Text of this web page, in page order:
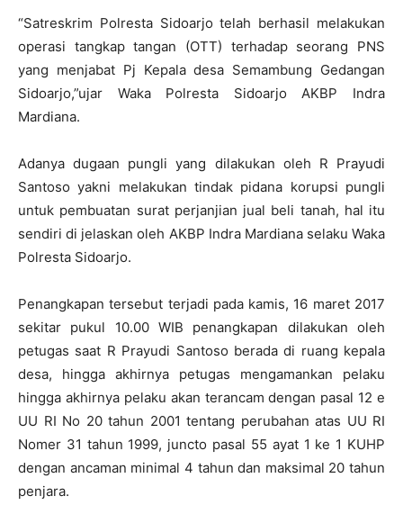
“Satreskrim Polresta Sidoarjo telah berhasil melakukan
operasi tangkap tangan (OTT) terhadap seorang PNS
yang menjabat Pj Kepala desa Semambung Gedangan
Sidoarjo,”ujar Waka Polresta Sidoarjo AKBP Indra
Mardiana.
Adanya dugaan pungli yang dilakukan oleh R Prayudi
Santoso yakni melakukan tindak pidana korupsi pungli
untuk pembuatan surat perjanjian jual beli tanah, hal itu
sendiri di jelaskan oleh AKBP Indra Mardiana selaku Waka
Polresta Sidoarjo.
Penangkapan tersebut terjadi pada kamis, 16 maret 2017
sekitar pukul 10.00 WIB penangkapan dilakukan oleh
petugas saat R Prayudi Santoso berada di ruang kepala
desa, hingga akhirnya petugas mengamankan pelaku
hingga akhirnya pelaku akan terancam dengan pasal 12 e
UU RI No 20 tahun 2001 tentang perubahan atas UU RI
Nomer 31 tahun 1999, juncto pasal 55 ayat 1 ke 1 KUHP
dengan ancaman minimal 4 tahun dan maksimal 20 tahun
penjara.